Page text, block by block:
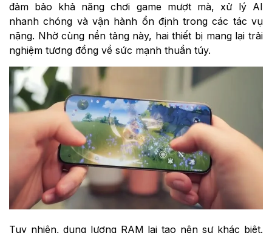
đảm bảo khả năng chơi game mượt mà, xử lý AI
nhanh chóng và vận hành ổn định trong các tác vụ
nặng. Nhờ cùng nền tảng này, hai thiết bị mang lại trải
nghiệm tương đồng về sức mạnh thuần túy.
Tuy nhiên, dung lượng RAM lại tạo nên sự khác biệt.